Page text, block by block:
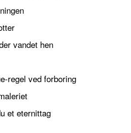
vandet hen
regel ved forboring
et eternittag